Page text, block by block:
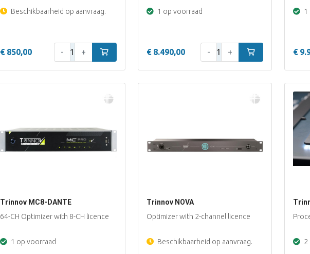
Beschikbaarheid op aanvraag.
€ 850,00 Aantal:
- + In winkelwagen
1 op voorraad
€ 8.490,00 Aantal:
- + In winkelwagen
1
€
Trinnov MC8-DANTE
64-CH Optimizer with 8-CH licence
1 op voorraad
Trinnov NOVA
Optimizer with 2-channel licence
Beschikbaarheid op aanvraag. 2